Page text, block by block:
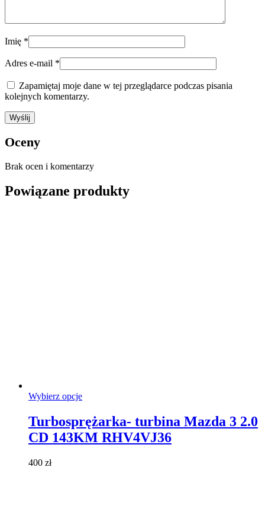
Imię *
Adres e-mail *
Zapamiętaj moje dane w tej przeglądarce podczas pisania
kolejnych komentarzy.
Oceny
Brak ocen i komentarzy
Powiązane produkty
Wybierz opcjeTen
wiele
wariantów.
Turbosprężarka- turbina Mazda 3 2.0
CD 143KM RHV4VJ36
400 zł